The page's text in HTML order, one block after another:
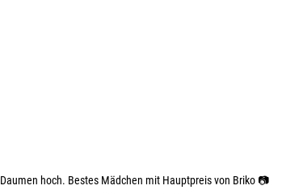
Daumen hoch. Bestes Mädchen mit Hauptpreis von Briko 📷